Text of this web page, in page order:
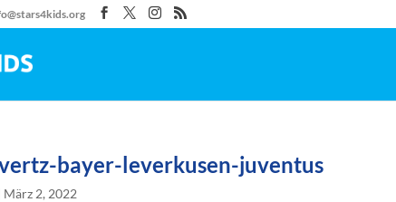
bayer-leverkusen-juventus
März 2, 2022